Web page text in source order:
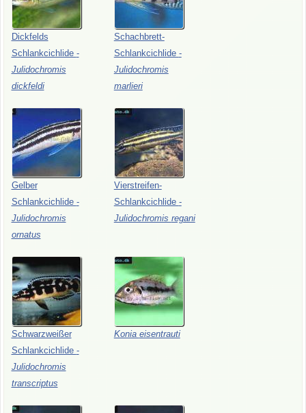
Dickfelds
Schlankcichlide -
Julidochromis
dickfeldi
Schachbrett-
Schlankcichlide -
Julidochromis
marlieri
Gelber
Schlankcichlide -
Julidochromis
ornatus
Vierstreifen-
Schlankcichlide -
Julidochromis regani
Schwarzweißer
Schlankcichlide -
Julidochromis
transcriptus
Konia eisentrauti